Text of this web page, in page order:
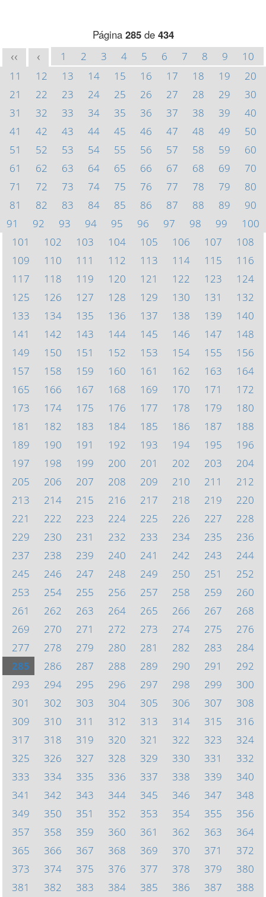
Página 285de 434
<< < 1 2 3 4 5 6 7 8 9
10
11
12 13 14 15 16 17 18 19
20
21
22 23 24 25 26 27 28 29
30
31
32 33 34 35 36 37 38 39
40
41
42 43 44 45 46 47 48 49
50
51
52 53 54 55 56 57 58 59
60
61
62 63 64 65 66 67 68 69
70
71
72 73 74 75 76 77 78 79
80
81
82 83 84 85 86 87 88 89
90
91
92 93 94 95 96 97 98 99
100
101
102 103 104 105 106 107
108
109
110 111 112 113 114 115
116
117
118 119 120 121 122 123
124
125
126 127 128 129 130 131
132
133
134 135 136 137 138 139
140
141
142 143 144 145 146 147
148
149
150 151 152 153 154 155
156
157
158 159 160 161 162 163
164
165
166 167 168 169 170 171
172
173
174 175 176 177 178 179
180
181
182 183 184 185 186 187
188
189
190 191 192 193 194 195
196
197
198 199 200 201 202 203
204
205
206 207 208 209 210 211
212
213
214 215 216 217 218 219
220
221
222 223 224 225 226 227
228
229
230 231 232 233 234 235
236
237
238 239 240 241 242 243
244
245
246 247 248 249 250 251
252
253
254 255 256 257 258 259
260
261
262 263 264 265 266 267
268
269
270 271 272 273 274 275
276
277
278 279 280 281 282 283
284
285
286 287 288 289 290 291
292
293
294 295 296 297 298 299
300
301
302 303 304 305 306 307
308
309
310 311 312 313 314 315
316
317
318 319 320 321 322 323
324
325
326 327 328 329 330 331
332
333
334 335 336 337 338 339
340
341
342 343 344 345 346 347
348
349
350 351 352 353 354 355
356
357
358 359 360 361 362 363
364
365
366 367 368 369 370 371
372
373
374 375 376 377 378 379
380
381
382 383 384 385 386 387 388